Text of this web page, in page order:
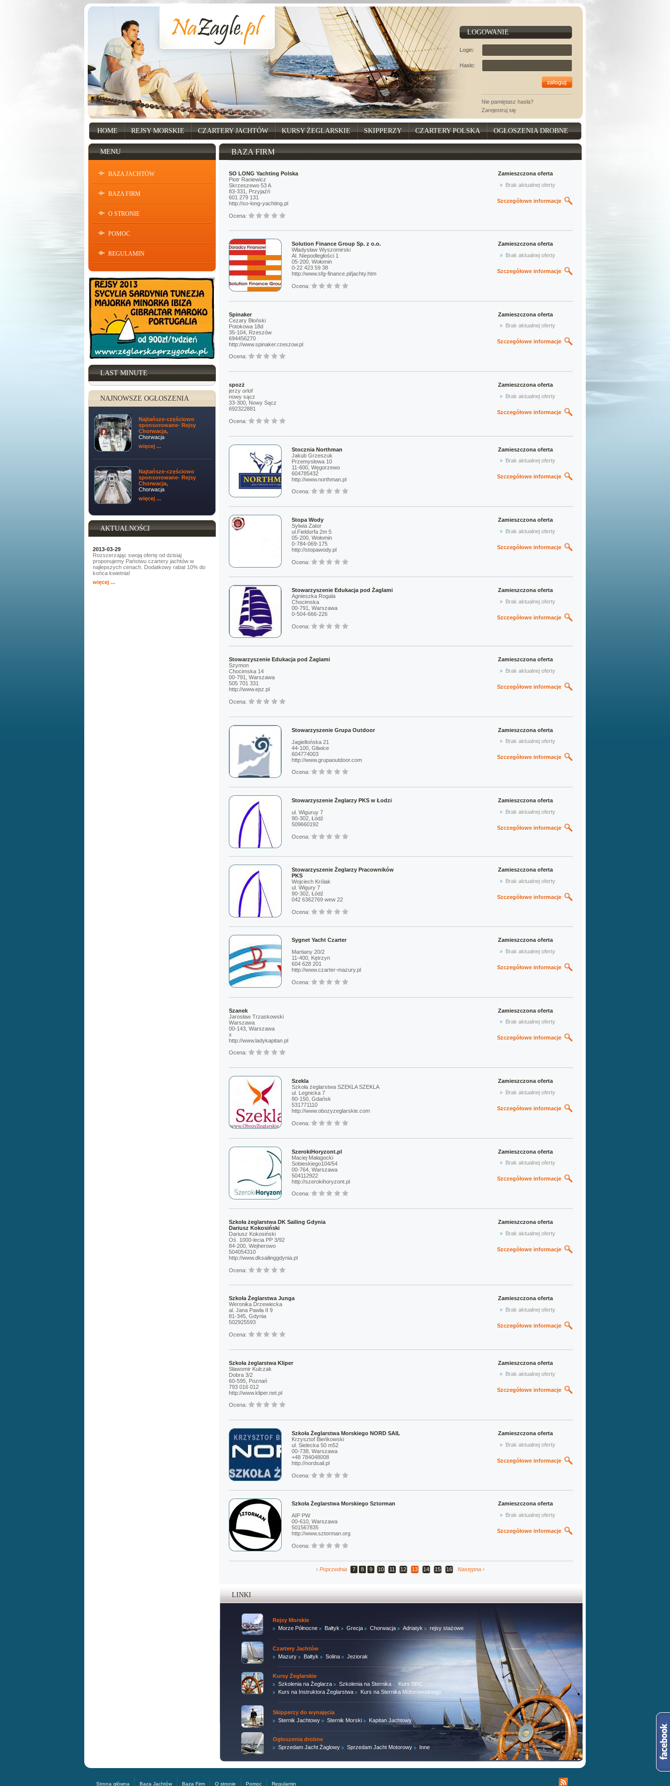
LOGOWANIE
Login:
Hasło:
Nie pamiętasz hasła?
Zarejestruj się
HOME REJSY MORSKIE CZARTERY JACHTÓW KURSY ŻEGLARSKIE SKIPPERZY CZARTERY POLSKA OGŁOSZENIA DROBNE
MENU
BAZA JACHTÓW
BAZA FIRM
O STRONIE
POMOC
REGULAMIN
LAST MINUTE
NAJNOWSZE OGŁOSZENIA
Najtańsze-częściowo
sponsorowane- Rejsy
Chorwacja,
Chorwacja
więcej ...
Najtańsze-częściowo
sponsorowane- Rejsy
Chorwacja,
Chorwacja
więcej ...
AKTUALNOŚCI
2013-03-29
Rozszerzając swoją ofertę od dzisiaj
proponujemy Państwu czartery jachtów w
najlepszych cenach. Dodatkowy rabat 10% do
końca kwietnia!
więcej ...
BAZA FIRM
SO LONG Yachting Polska
Piotr Raniewicz
Skrzeszewo 53 A
83-331, Przyjaźń
601 279 131
http://so-long-yachting.pl
Ocena:
Zamieszczona oferta
Brak aktualnej oferty
Szczegółowe informacje
Solution Finance Group Sp. z o.o.
Władysław Wyszomirski
Al. Niepodległości 1
05-200, Wołomin
0-22 423 59 38
http://www.sfg-finance.pl/jachty.htm
Ocena:
Zamieszczona oferta
Brak aktualnej oferty
Szczegółowe informacje
Spinaker
Cezary Błoński
Potokowa 18d
35-104, Rzeszów
694456270
http://www.spinaker.rzeszow.pl
Ocena:
Zamieszczona oferta
Brak aktualnej oferty
Szczegółowe informacje
spozż
jerzy orlof
nowy sącz
33-300, Nowy Sącz
692322881
Ocena:
Zamieszczona oferta
Brak aktualnej oferty
Szczegółowe informacje
Stocznia Northman
Jakub Grzeszuk
Przemysłowa 10
11-600, Węgorzewo
604785432
http://www.northman.pl
Ocena:
Zamieszczona oferta
Brak aktualnej oferty
Szczegółowe informacje
Stopa Wody
Sylwia Zator
ul.Fieldorfa 2m 5
05-200, Wołomin
0-784-069-175
http://stopawody.pl
Ocena:
Zamieszczona oferta
Brak aktualnej oferty
Szczegółowe informacje
Stowarzyszenie Edukacja pod Żaglami
Agnieszka Rogala
Chocimska
00-791, Warszawa
0-504-666-226
Ocena:
Zamieszczona oferta
Brak aktualnej oferty
Szczegółowe informacje
Stowarzyszenie Edukacja pod Żaglami
Szymon
Chocimska 14
00-791, Warszawa
505 701 331
http://www.epz.pl
Ocena:
Zamieszczona oferta
Brak aktualnej oferty
Szczegółowe informacje
Stowarzyszenie Grupa Outdoor
Jagiellońska 21
44-100, Gliwice
604774003
http://www.grupaoutdoor.com
Ocena:
Zamieszczona oferta
Brak aktualnej oferty
Szczegółowe informacje
Stowarzyszenie Żeglarzy PKS w Łodzi
ul. Wiguruy 7
90-302, Łódź
509660192
Ocena:
Zamieszczona oferta
Brak aktualnej oferty
Szczegółowe informacje
Stowarzyszenie Żeglarzy Pracowników
PKS
Wojciech Królak
ul. Wigury 7
90-302, Łódź
042 6362769 wew 22
Ocena:
Zamieszczona oferta
Brak aktualnej oferty
Szczegółowe informacje
Sygnet Yacht Czarter
Martiany 20/2
11-400, Kętrzyn
604 628 201
http://www.czarter-mazury.pl
Ocena:
Zamieszczona oferta
Brak aktualnej oferty
Szczegółowe informacje
Szanek
Jarosław Trzaskowski
Warszawa
00-143, Warszawa
x
http://www.ladykapitan.pl
Ocena:
Zamieszczona oferta
Brak aktualnej oferty
Szczegółowe informacje
Szekla
Szkoła żeglarstwa SZEKLA SZEKLA
ul. Legnicka 7
80-150, Gdańsk
531771110
http://www.obozyzeglarskie.com
Ocena:
Zamieszczona oferta
Brak aktualnej oferty
Szczegółowe informacje
SzerokiHoryzont.pl
Maciej Małagocki
Sobieskiego104/54
00-764, Warszawa
504112922
http://szerokihoryzont.pl
Ocena:
Zamieszczona oferta
Brak aktualnej oferty
Szczegółowe informacje
Szkoła żeglarstwa DK Sailing Gdynia
Dariusz Kokosiński
Dariusz Kokosiński
Oś. 1000-lecia PP 3/92
84-200, Wejherowo
504054310
http://www.dksailinggdynia.pl
Ocena:
Zamieszczona oferta
Brak aktualnej oferty
Szczegółowe informacje
Szkoła Żeglarstwa Junga
Weronika Drzewiecka
al. Jana Pawła II 9
81-345, Gdynia
502925593
Ocena:
Zamieszczona oferta
Brak aktualnej oferty
Szczegółowe informacje
Szkoła żeglarstwa Kliper
Sławomir Kulczak
Dobra 3/2
60-595, Poznań
793 016 012
http://www.kliper.net.pl
Ocena:
Zamieszczona oferta
Brak aktualnej oferty
Szczegółowe informacje
Szkoła Żeglarstwa Morskiego NORD SAIL
Krzysztof Bieńkowski
ul. Sielecka 50 m52
00-738, Warszawa
+48 784048008
http://nordsail.pl
Ocena:
Zamieszczona oferta
Brak aktualnej oferty
Szczegółowe informacje
Szkoła Żeglarstwa Morskiego Sztorman
AIP PW
00-610, Warszawa
501567835
http://www.sztorman.org
Ocena:
Zamieszczona oferta
Brak aktualnej oferty
Szczegółowe informacje
‹ Poprzednia 7 8 9 10 11 12 13 14 15 16 Następna ›
LINKI
Rejsy Morskie
Morze Północne
Bałtyk Grecja Chorwacja Adriatyk rejsy stażowe
Czartery Jachtów
Mazury
Bałtyk Solina Jeziorak
Kursy Żeglarskie
Szkolenia na Żeglarza
Szkolenia na Sternika
Kurs SRC
Kurs na Instruktora Żeglarstwa
Kurs na Sternika Motorowodnego
Skipperzy do wynajęcia
Sternik Jachtowy
Sternik Morski Kapitan Jachtowy
Ogłoszenia drobne
Sprzedam Jacht Żaglowy
Sprzedam Jacht Motorowy Inne
Strona główna Baza Jachtów Baza Firm O stronie Pomoc Regulamin